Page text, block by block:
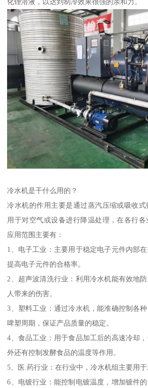
冷水机是干什么用的？
冷水机的作用主要是通过蒸汽压缩或吸收
用于对空气或设备进行降温处理，在各行
应用范围主要有：
1、电子工业：主要用于稳定电子元件内部
提高电子元件的合格率。
2、超声波清洗行业：利用冷水机能有效地
人带来的伤害。
3、塑料工业：通过冷水机，能准确控制各
啤塑周期，保证产品质量的稳定。
4、食品工业：用于食品加工后的高速冷却
外还有控制发酵食品的温度等作用。
5、医.药行业：在行业中，冷水机组主要用于
6、电镀行业：能控制电镀温度，增加镀件